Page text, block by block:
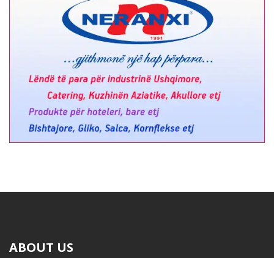
ABOUT US